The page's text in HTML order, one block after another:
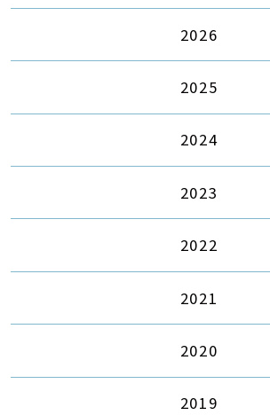
2026
2025
2024
2023
2022
2021
2020
2019